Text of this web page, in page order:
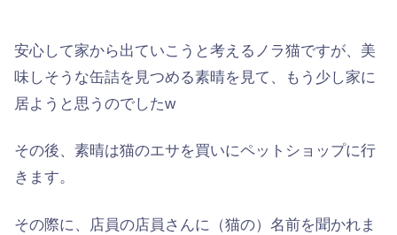
安心して家から出ていこうと考えるノラ猫ですが、美
味しそうな缶詰を見つめる素晴を見て、もう少し家に
居ようと思うのでしたw
その後、素晴は猫のエサを買いにペットショップに行
きます。
その際に、店員の店員さんに（猫の）名前を聞かれま